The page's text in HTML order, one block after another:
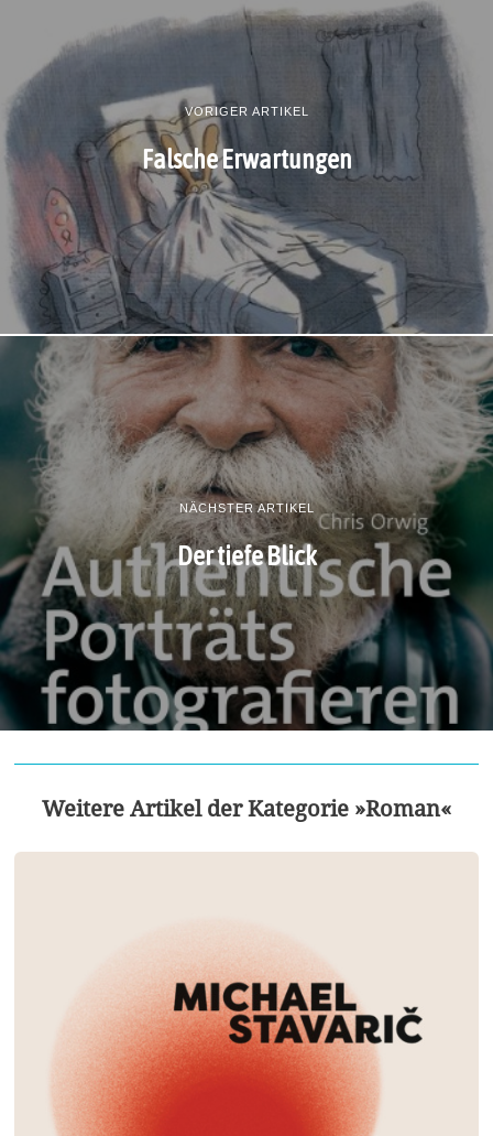
VORIGER ARTIKEL
Falsche Erwartungen
NÄCHSTER ARTIKEL
Der tiefe Blick
Weitere Artikel der Kategorie »Roman«